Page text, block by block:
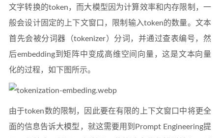
文字转换的token，而大模型因为计算效率和内存限制，一
般会设计固定的上下文窗口，限制输入token的数量。文本
首先会被分词器（tokenizer）分词，并通过查表编号，然
后embedding到矩阵中变成高维空间向量，这是文本向量
化的过程，如下图所示。
由于token数的限制，因此要在有限的上下文窗口中将更全
面的信息告诉大模型，就这需要用到Prompt Engineering提